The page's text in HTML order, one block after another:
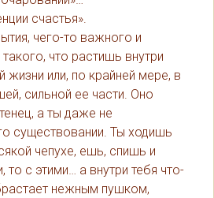
счастья».
чего-то важного и
что растишь внутри
жизни или, по крайней мере, в
сильной ее части. Оно
а ты даже не
существовании. Ты ходишь
чепухе, ешь, спишь и
то с этими… а внутри тебя что-
нежным пушком,